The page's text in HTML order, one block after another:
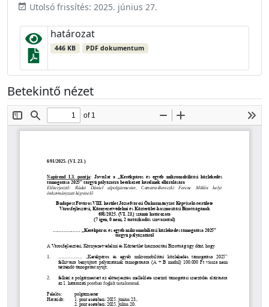
event_available Utolsó frissítés: 2025. június 27.
határozat
446 KB PDF dokumentum
Betekintő nézet